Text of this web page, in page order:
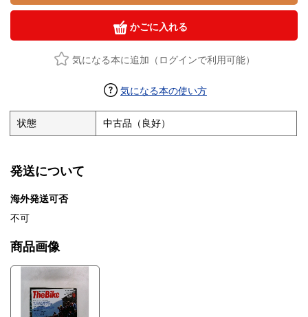
かごに入れる
気になる本に追加（ログインで利用可能）
気になる本の使い方
状態 中古品（良好）
発送について
海外発送可否
不可
商品画像